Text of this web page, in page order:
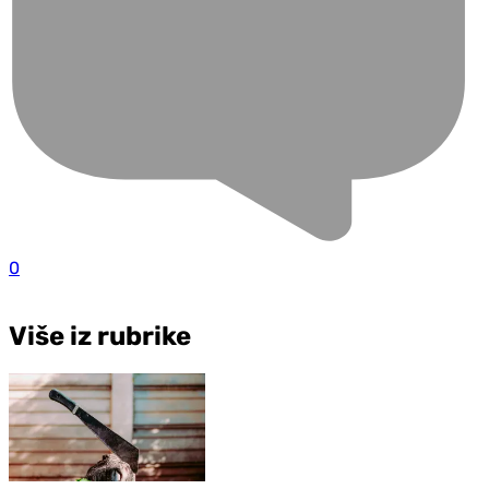
0
Više iz rubrike